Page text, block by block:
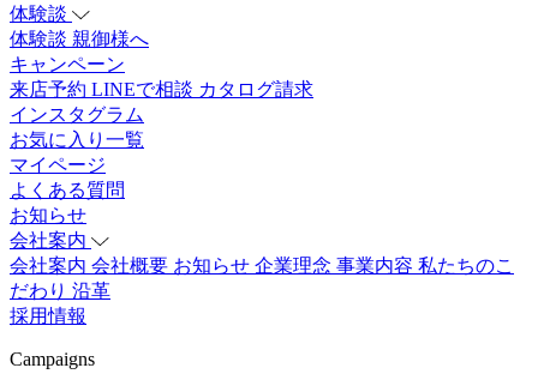
体験談
体験談 親御様へ
キャンペーン
来店予約 LINEで相談 カタログ請求
インスタグラム
お気に入り一覧
マイページ
よくある質問
お知らせ
会社案内
会社案内 会社概要 お知らせ 企業理念 事業内容 私たちのこ
だわり 沿革
採用情報
Campaigns